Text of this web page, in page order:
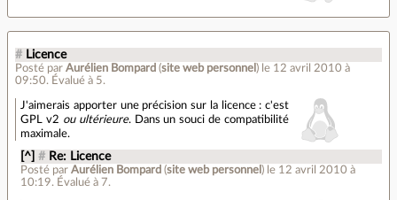
# Licence
Posté par Aurélien Bompard (site web personnel ) le 12 avril 2010 à
09:50. Évalué à 5.
J'aimerais apporter une précision sur la licence : c'est
GPL v2 ou ultérieure. Dans un souci de compatibilité
maximale.
[^] # Re: Licence
Posté parAurélien Bompard (site web personnel ) le 12 avril 2010 à
10:19. Évalué à7.